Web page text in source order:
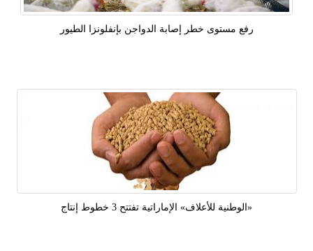
رفع مستوى خطر إصابة الدواجن بإنفلونزا الطيور
«الوطنية للأعلاف» الإماراتية تفتتح 3 خطوط إنتاج